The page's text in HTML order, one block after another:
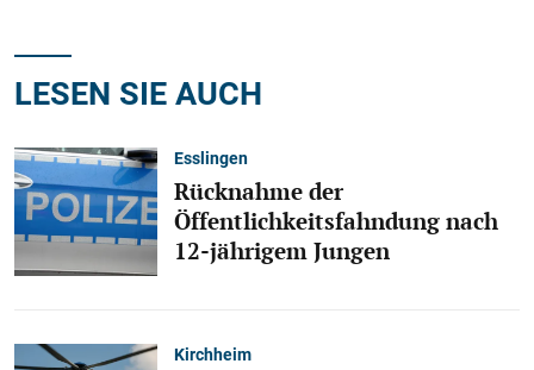
LESEN SIE AUCH
Esslingen
Rücknahme der
Öffentlichkeitsfahndung nach
12-jährigem Jungen
Kirchheim